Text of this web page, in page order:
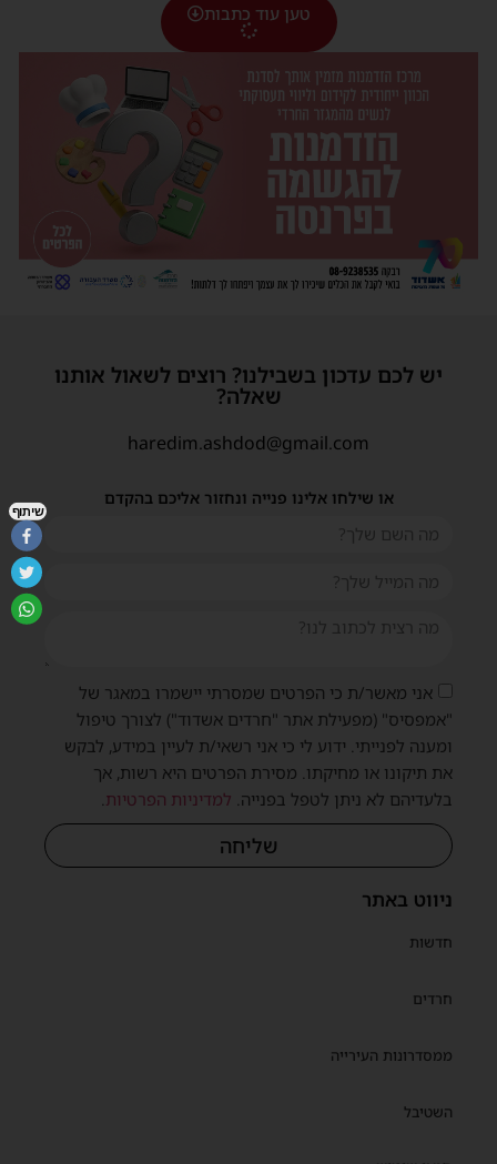
טען עוד כתבות
ניווט באתר
חדשות
חרדים
ממסדרונות העירייה
השטיבל
יש לכם עדכון בשבילנו? רוצים לשאול אותנו
שאלה?
haredim.ashdod@gmail.com
או שילחו אלינו פנייה ונחזור אליכם בהקדם
אני מאשר/ת כי הפרטים שמסרתי יישמרו במאגר של
"אמפסיס" (מפעילת אתר "חרדים אשדוד") לצורך טיפול
ומענה לפנייתי. ידוע לי כי אני רשאי/ת לעיין במידע, לבקש
את תיקונו או מחיקתו. מסירת הפרטים היא רשות, אך
בלעדיהם לא ניתן לטפל בפנייה. למדיניות הפרטיות.
שליחה
שיתוף